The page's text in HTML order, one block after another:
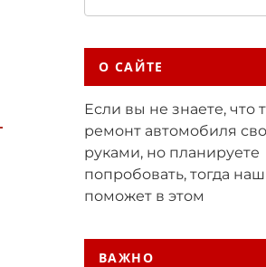
О САЙТЕ
Если вы не знаете, что
ремонт автомобиля
руками, но планируете
попробовать, тогда
поможет в этом
ВАЖНО